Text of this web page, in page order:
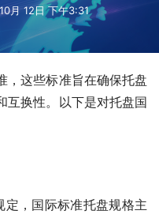
月 12日 下午3:31
，这些标准旨在确保托盘
互换性。以下是对托盘国
定，国际标准托盘规格主